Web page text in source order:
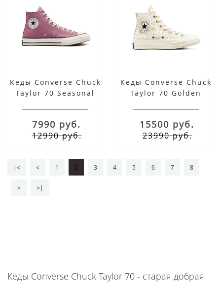
Кеды Converse Chuck
Taylor 70 Seasonal
7990 руб.
12990 руб.
Кеды Converse Chuck
Taylor 70 Golden
элементами
15500 руб.
23990 руб.
|< < 1 2 3 4 5 6 7 8
> >|
Кеды Converse Chuck Taylor 70 - старая добрая